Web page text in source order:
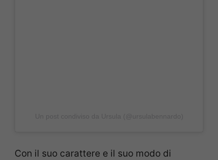
Con il suo carattere e il suo modo di